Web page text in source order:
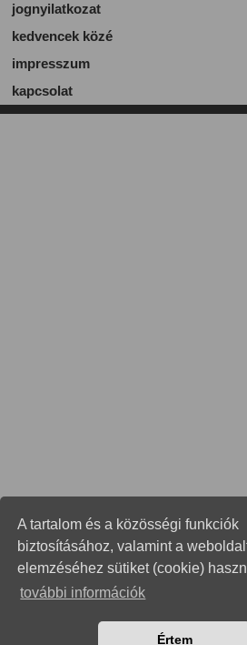
A tartalom és a közösségi funkciók
biztosításához, valamint a
elemzéséhez sütiket (cookie)
további információk
Értem
jognyilatkozat
kedvencek közé
impresszum
kapcsolat